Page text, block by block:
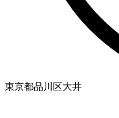
東京都品川区大井